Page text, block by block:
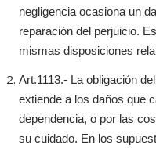
negligencia ocasiona un
reparación del perjuicio.
mismas disposiciones
Art.1113.- La obligación
extiende a los daños que
dependencia, o por las
su cuidado. En los